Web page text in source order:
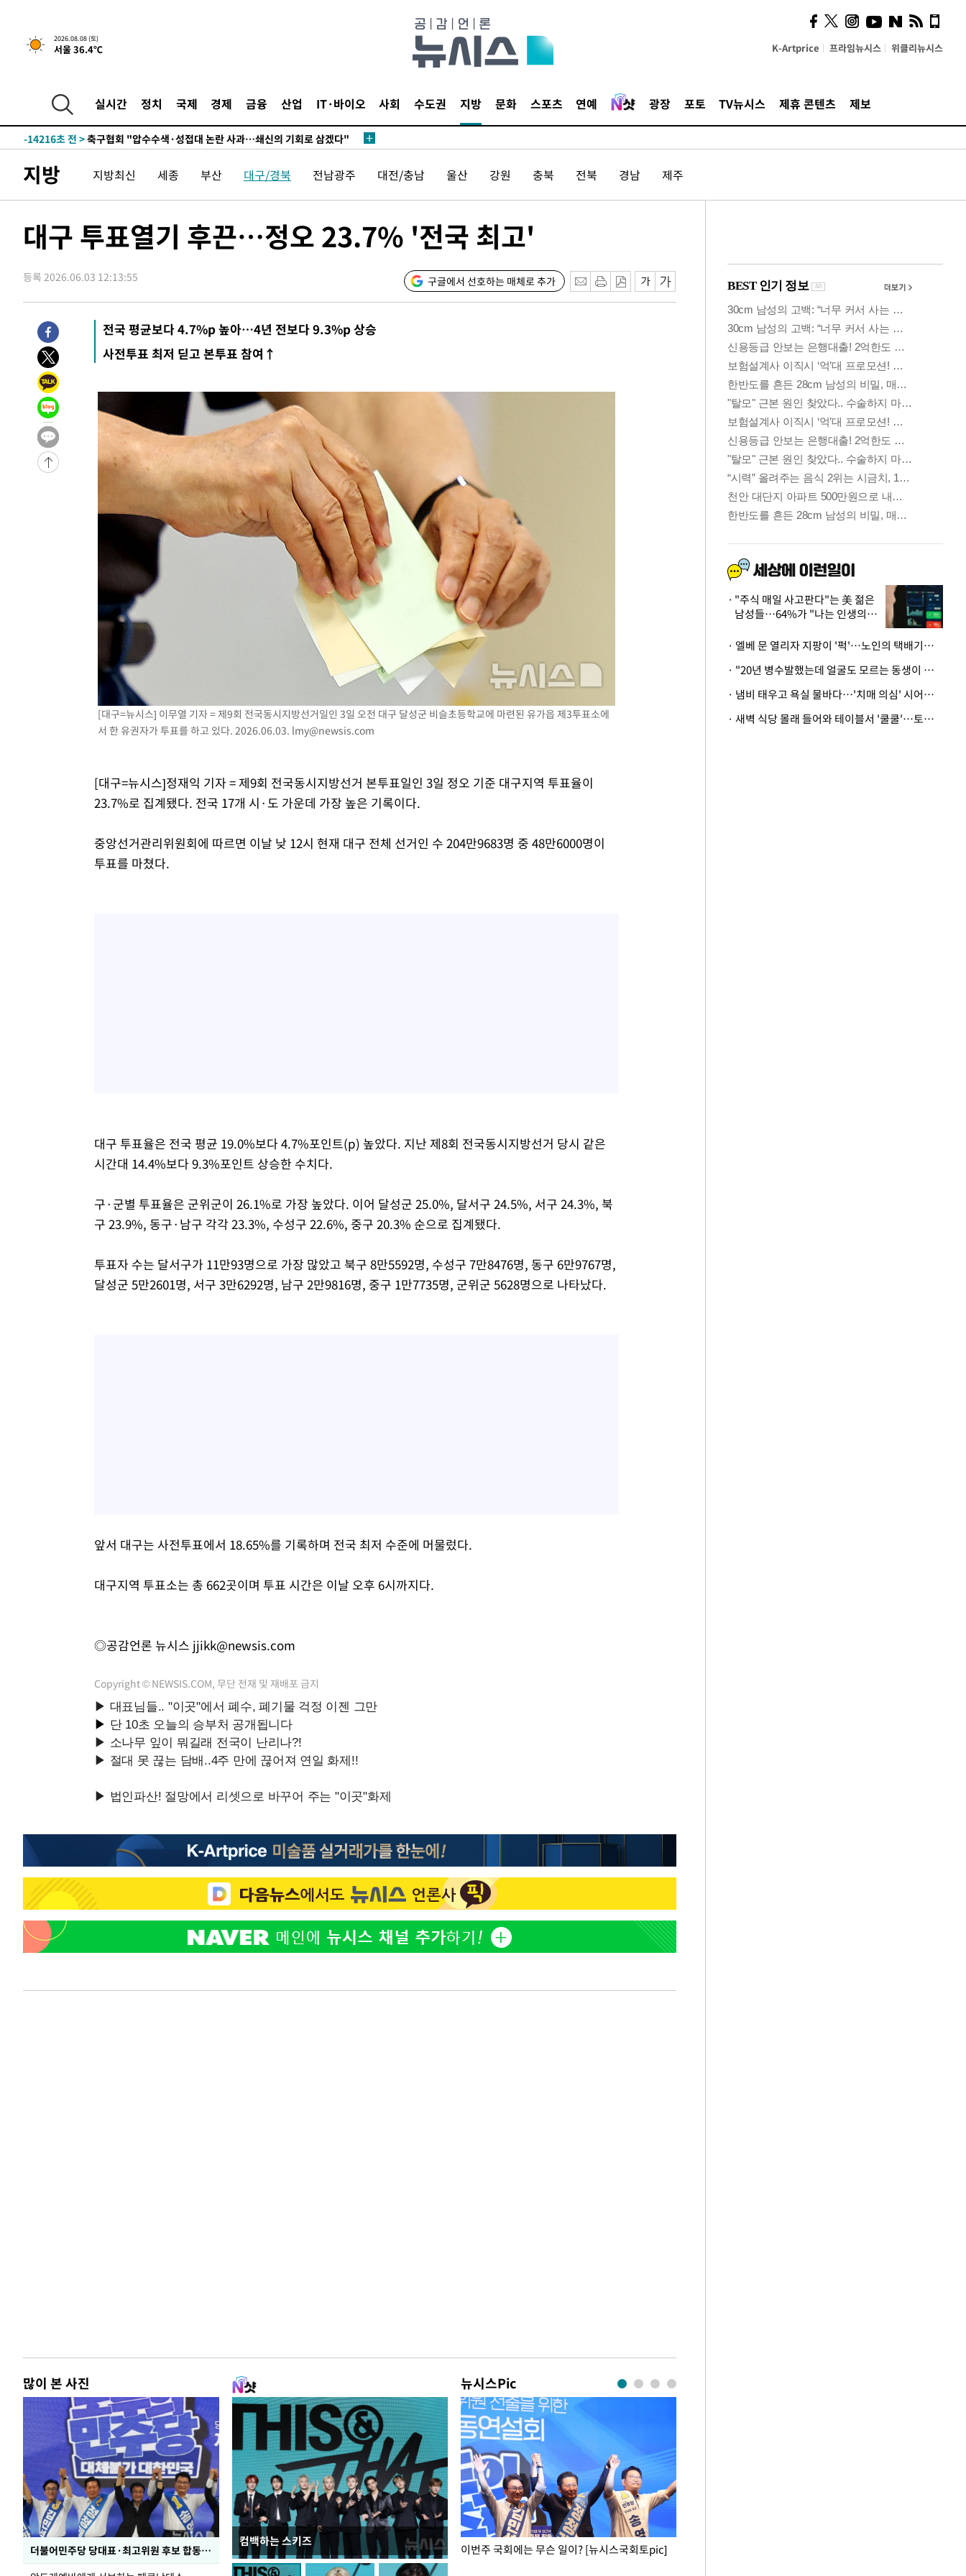
2026.08.08 (토)
서울 36.4℃ K-Artprice 프라임뉴시스 위클리뉴시스
실시간 정치 국제 경제 금융 산업 IT·바이오 사회 수도권 지방 문화 스포츠 연예 광장 포토 TV뉴시스 제휴 콘텐츠 제보
-26351초 전 >백운산서 80년근 천종산삼 9뿌리 발견…감정가 1.3억원
-24061초 전 >선재도서 해루질 나섰다 실종 60대, 닷새 만에 숨진 채 발견
-20971초 전 >
여수 오동도 해상서 모터보트 전복…1명 사망·1명 실종
-17198초 전 >
주 날씨]
-14216초 전 >축구협회 "압수수색·성접대 논란 사과…쇄신의 기회로 삼겠다"
송"
-1354초 전 >
'최고 37도' 폭염 지속…강원동해안 최대 150㎜ 비
1시간 전 >[속보]뉴욕증시 상승 마감…S&P 0.6% 나스닥 1.3%↑
-26371초 전 >백운산서 80년근 천종산삼 9뿌리 발견…감정가 1.3억원
-21615초 전 >남자 농구, 나고야 아시안게임서 '홈팀' 일본과 한일전
-20991초 전 >여수 오동도 해상서 모터보트 전복…1명 사망·1명 실종
-17218초 전 >
극한폭염 한풀 꺾이지만…'낮 최고 35도' 무더위, 열대야 계속[다음
주 날씨]
-14236초 전 >
축구협회 "압수수색·성접대 논란 사과…쇄신의 기회로 삼겠다"
-12753초 전 >
[속보]'압수수색·성접대 논란' 축구협회 "실망과 걱정 안겨드려 죄
송"
-1374초 전 >
1시간 전 >
[속보]뉴욕증시 상승 마감…S&P 0.6% 나스닥 1.3%↑
지방 지방최신 세종 부산 대구/경북 전남광주 대전/충남 울산 강원 충북 전북 경남 제주
대구 투표열기 후끈…정오 23.7% '전국 최고'
등록 2026.06.03 12:13:55 구글에서 선호하는 매체로 추가
전국 평균보다 4.7%p 높아…4년 전보다 9.3%p 상승
사전투표 최저 딛고 본투표 참여↑
[대구=뉴시스] 이무열 기자 = 제9회 전국동시지방선거일인 3일 오전 대구 달성군 비슬초등학교에 마련된 유가읍 제3투표소에
서 한 유권자가 투표를 하고 있다. 2026.06.03. lmy@newsis.com
[대구=뉴시스]정재익 기자 = 제9회 전국동시지방선거 본투표일인 3일 정오 기준 대구지역 투표율이
23.7%로 집계됐다. 전국 17개 시·도 가운데 가장 높은 기록이다.
중앙선거관리위원회에 따르면 이날 낮 12시 현재 대구 전체 선거인 수 204만9683명 중 48만6000명이
투표를 마쳤다.
대구 투표율은 전국 평균 19.0%보다 4.7%포인트(p) 높았다. 지난 제8회 전국동시지방선거 당시 같은
시간대 14.4%보다 9.3%포인트 상승한 수치다.
구·군별 투표율은 군위군이 26.1%로 가장 높았다. 이어 달성군 25.0%, 달서구 24.5%, 서구 24.3%, 북
구 23.9%, 동구·남구 각각 23.3%, 수성구 22.6%, 중구 20.3% 순으로 집계됐다.
투표자 수는 달서구가 11만93명으로 가장 많았고 북구 8만5592명, 수성구 7만8476명, 동구 6만9767명,
달성군 5만2601명, 서구 3만6292명, 남구 2만9816명, 중구 1만7735명, 군위군 5628명으로 나타났다.
앞서 대구는 사전투표에서 18.65%를 기록하며 전국 최저 수준에 머물렀다.
대구지역 투표소는 총 662곳이며 투표 시간은 이날 오후 6시까지다.
◎공감언론 뉴시스 jjikk@newsis.com
Copyright © NEWSIS.COM, 무단 전재 및 재배포 금지
많이 본 사진
더불어민주당 당대표·최고위원 후보 합동연설회
컴백하는 스키즈
뉴시스Pic
이 대통령, 국가폭력 피해자에 위로·사과…"국가
가 책임지고 치유"
이번주 국회에는 무슨 일이? [뉴시스국회토pic]
사이 해답 찾았죠"…알을
깨고 나온 '초자아'
"주식 매일 사고판다"는 美 젊은
남성들…64%가 "나는 인생의
· 엘베 문 열리자 지팡이 '퍽'…노인의 택배기사 폭행 이유
· "20년 병수발했는데 얼굴도 모르는 동생이 유산 절반을"…배다른 형제 상속권 있을까
· 냄비 태우고 욕실 물바다…'치매 의심' 시어머니 검사 권유했다가 '날벼락'
· 새벽 식당 몰래 들어와 테이블서 '쿨쿨'…토사물 남기고 사라진 남성